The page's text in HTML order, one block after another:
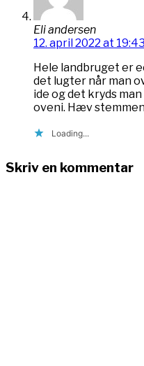
Eli andersen
12. april 2022 at 19:43
Hele landbruget er
det lugter når man
ide og det kryds
oveni. Hæv
Loading...
Skriv en kommentar